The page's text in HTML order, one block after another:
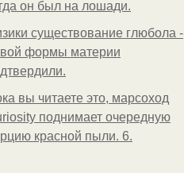
он был на лошади.
существование глюбола -
формы материи
вы читаете это, марсоход
поднимает очередную
красной пыли. 6.